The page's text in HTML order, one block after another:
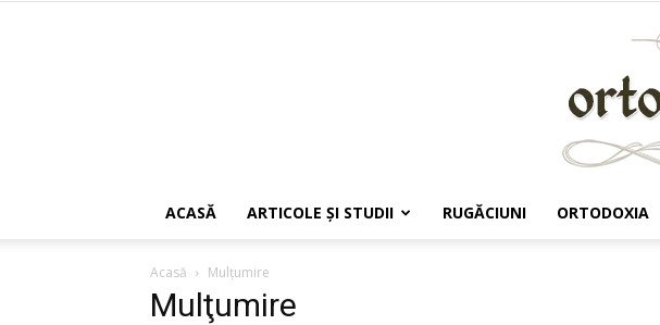
ACASĂ ARTICOLE ŞI STUDII RUGĂCIUNI ORTODOXIA
Acasă Mulţumire
Mulţumire